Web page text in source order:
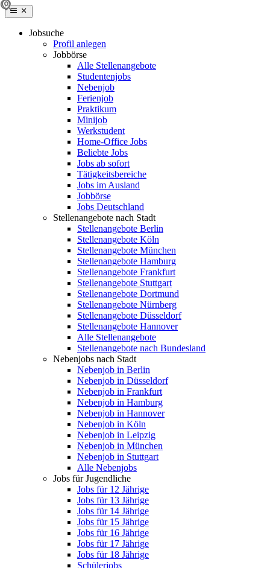
Jobsuche
Profil anlegen
Jobbörse
Alle Stellenangebote
Studentenjobs
Nebenjob
Ferienjob
Praktikum
Minijob
Werkstudent
Home-Office Jobs
Beliebte Jobs
Jobs ab sofort
Tätigkeitsbereiche
Jobs im Ausland
Jobbörse
Jobs Deutschland
Stellenangebote nach Stadt
Stellenangebote Berlin
Stellenangebote Köln
Stellenangebote München
Stellenangebote Hamburg
Stellenangebote Frankfurt
Stellenangebote Stuttgart
Stellenangebote Dortmund
Stellenangebote Nürnberg
Stellenangebote Düsseldorf
Stellenangebote Hannover
Alle Stellenangebote
Stellenangebote nach Bundesland
Nebenjobs nach Stadt
Nebenjob in Berlin
Nebenjob in Düsseldorf
Nebenjob in Frankfurt
Nebenjob in Hamburg
Nebenjob in Hannover
Nebenjob in Köln
Nebenjob in Leipzig
Nebenjob in München
Nebenjob in Stuttgart
Alle Nebenjobs
Jobs für Jugendliche
Jobs für 12 Jährige
Jobs für 13 Jährige
Jobs für 14 Jährige
Jobs für 15 Jährige
Jobs für 16 Jährige
Jobs für 17 Jährige
Jobs für 18 Jährige
Schülerjobs